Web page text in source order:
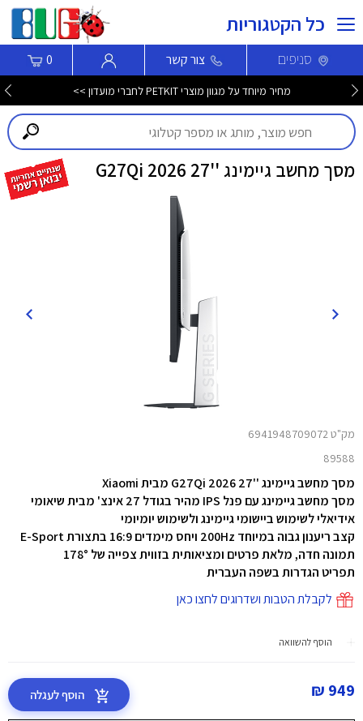
כל הקטגוריות
סניפים צור קשר 0
מחיר מיוחד על מגוון מוצרי PETKIT לחברי מועדון >>
מסך מחשב גיימינג ''27 G27Qi 2026
מק"ט 6941948709072
89588
מסך מחשב גיימינג ''27 G27Qi 2026 מבית Xiaomi
מסך מחשב גיימינג עם פנל IPS מהיר בגודל 27 אינצ' מבית שיאומי
אידיאלי לשימוש ביישומי גיימינג ולשימוש יומיומי
קצב ריענון גבוה במיוחד 200Hz ויחס מימדים 16:9 בתצורת E-Sport
תמונה חדה, מלאת פרטים ומציאותית בזווית צפייה של 178°
תפריט הגדרות בשפה העברית
לקבלת הטבות ושדרוגים לחצו כאן
הוסף להשוואה
949 ₪ הוסף לעגלה